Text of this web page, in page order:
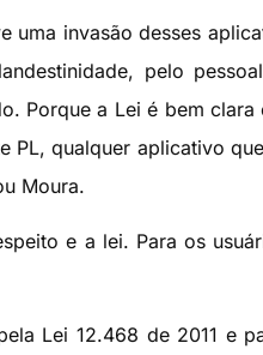
uma invasão desses
pelo
Porque a Lei é bem
qualquer aplicativo
Moura.
e a lei. Para os
Lei 12.468 de 2011 e